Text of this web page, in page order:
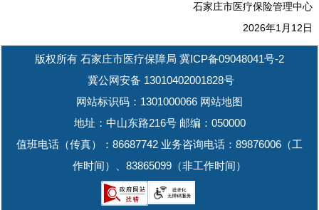
石家庄市医疗保险管理中心
2026年1月12日